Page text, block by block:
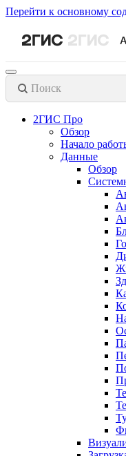
Перейти к основному
Поиск
2ГИС Про
Обзор
Начало
Данные
Обзор